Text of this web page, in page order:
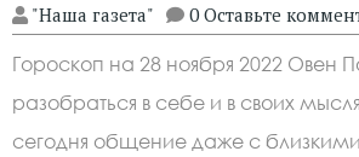
"Наша газета" 0 Оставьте
Гороскоп на 28 ноября 2022 Овен
разобраться в себе и в своих
сегодня общение даже с